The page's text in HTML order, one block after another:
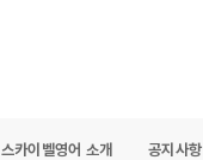
스카이벨영어 소개 공지사항